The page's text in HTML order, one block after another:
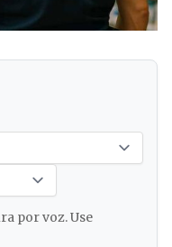
por voz. Use